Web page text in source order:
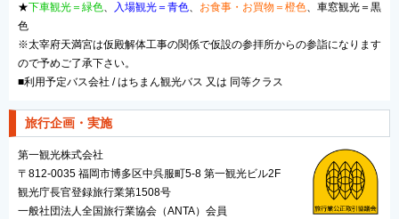
★下車観光＝緑色、 入場観光＝青色、 お食事・お買物＝橙色、車窓観光＝黒
色
※太宰府天満宮は仮殿解体工事の関係で仮設の参拝所からの参詣になります
ので予めご了承下さい。
■利用予定バス会社 / はちまん観光バス 又は 同等クラス
旅行企画・実施
第一観光株式会社
〒812-0035 福岡市博多区中呉服町5-8 第一観光ビル2F
観光庁長官登録旅行業第1508号
一般社団法人全国旅行業協会（ANTA）会員